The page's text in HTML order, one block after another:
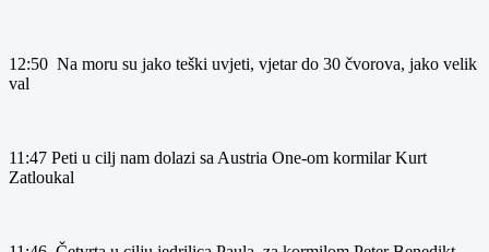
12:50 Na moru su jako teški uvjeti, vjetar do 30 čvorova, jako velik
val
11:47 Peti u cilj nam dolazi sa Austria One-om kormilar Kurt
Zatloukal